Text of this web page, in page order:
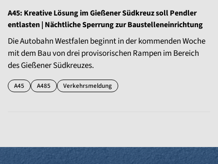
A45: Kreative Lösung im Gießener Südkreuz soll Pendler
entlasten | Nächtliche Sperrung zur Baustelleneinrichtung
Die Autobahn Westfalen beginnt in der kommenden Woche
mit dem Bau von drei provisorischen Rampen im Bereich
des Gießener Südkreuzes.
A45 A485 Verkehrsmeldung